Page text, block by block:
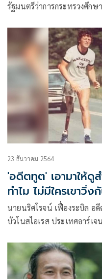
รัฐมนตรีว่าการกระทรวงศึก
23 ธันวาคม 2564
'อดีตทูต' เอามาให้ดู
ทำไม ไม่มีใครเขาวิ่
นายนริศโรจน์ เฟื่องระบิล อ
บัวโนสไอเรส ประเทศอาร์
ของ พี่ตูน เพื่อระดมเงินราย
วิ่งกัน มันเป็นหน้าที่ของรัฐ